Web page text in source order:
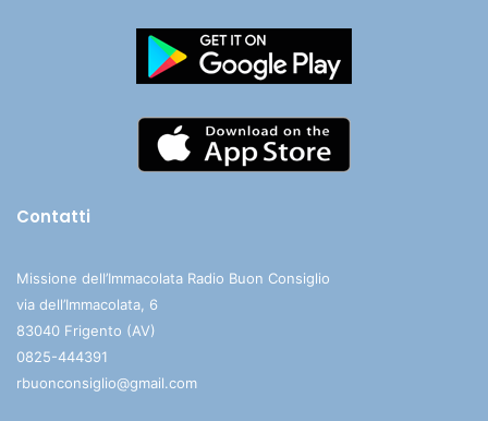
Contatti
Missione dell’Immacolata Radio Buon Consiglio
via dell’Immacolata, 6
83040 Frigento (AV)
0825-444391
rbuonconsiglio@gmail.com